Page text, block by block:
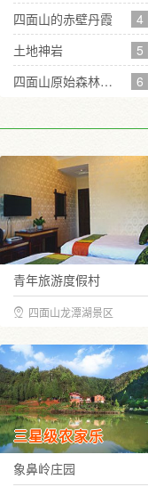
四面山的赤壁丹霞
4
土地神岩
5
四面山原始森林中的凤尾瀑
6
青年旅游度假村
四面山龙潭湖景区
三星级农家乐
象鼻岭庄园